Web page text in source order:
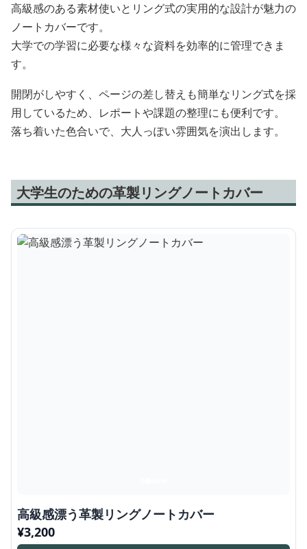
高級感のある素材使いとリング式の実用的な設計が魅力の
ノートカバーです。
大学での学習に必要な様々な資料を効率的に管理できま
す。
開閉がしやすく、ページの差し替えも簡単なリング式を採
用しているため、レポートや課題の整理にも便利です。
落ち着いた色合いで、大人っぽい雰囲気を演出します。
大学生のための革製リングノートカバー
高級感漂う革製リングノートカバー
¥3,200